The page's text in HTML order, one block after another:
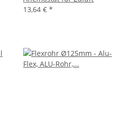
13,64 € *